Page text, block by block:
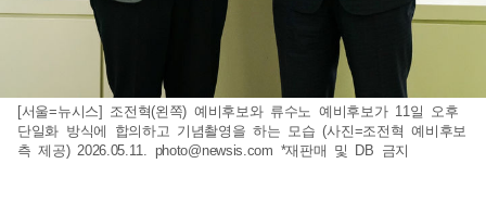
[서울=뉴시스] 조전혁(왼쪽) 예비후보와 류수노 예비후보가 11일 오후
단일화 방식에 합의하고 기념촬영을 하는 모습 (사진=조전혁 예비후보
측 제공) 2026.05.11. photo@newsis.com *재판매 및 DB 금지